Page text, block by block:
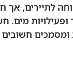
לתיירים, אך
מים.